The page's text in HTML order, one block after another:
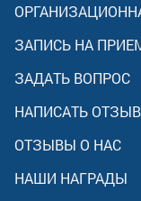
ЗАПИСЬ НА
ЗАДАТЬ ВОПРОС
НАПИСАТЬ ОТЗЫВ
ОТЗЫВЫ О НАС
НАШИ НАГРАДЫ